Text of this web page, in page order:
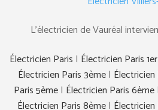
L’électricien de Vauréal
Électricien Paris | Électricien Paris 1er
Électricien Paris 3ème|
Paris 5ème| Électricien Paris 6ème|
Électricien Paris 8ème|